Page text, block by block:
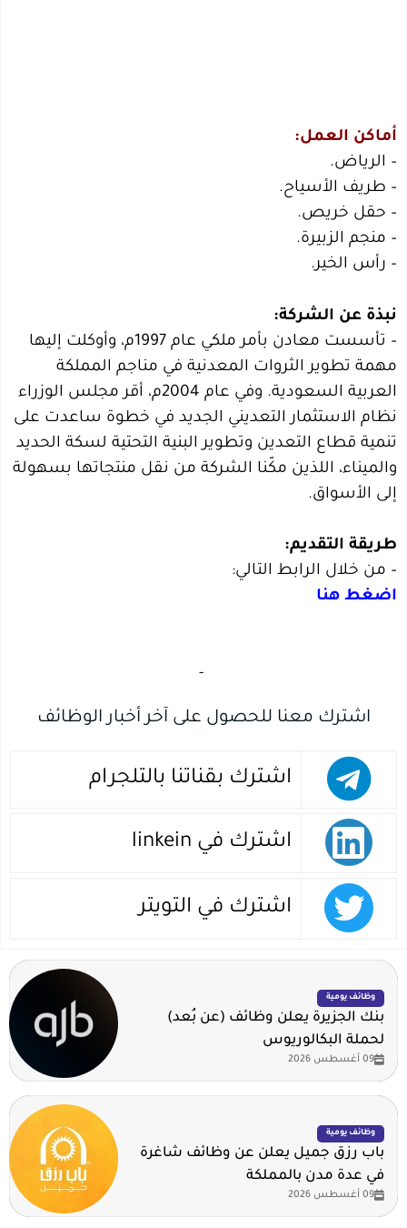
أماكن العمل:
– الرياض.
– طريف الأسياح.
– حقل خريص.
– منجم الزبيرة.
– رأس الخير.
نبذة عن الشركة:
– تأسست معادن بأمر ملكي عام 1997م، وأوكلت إليها
مهمة تطوير الثروات المعدنية في مناجم المملكة
العربية السعودية. وفي عام 2004م، أقر مجلس الوزراء
نظام الاستثمار التعديني الجديد في خطوة ساعدت على
تنمية قطاع التعدين وتطوير البنية التحتية لسكة الحديد
والميناء، اللذين مكّنا الشركة من نقل منتجاتها بسهولة
إلى الأسواق.
طريقة التقديم:
– من خلال الرابط التالي:
اضغط هنا
-‏
اشترك معنا للحصول على آخر أخبار الوظائف
اشترك بقناتنا بالتلجرام
اشترك في linkein
اشترك في التويتر
وظائف يومية
بنك الجزيرة يعلن وظائف (عن بُعد)
لحملة البكالوريوس
09 أغسطس 2026
وظائف يومية
باب رزق جميل يعلن عن وظائف شاغرة
في عدة مدن بالمملكة
09 أغسطس 2026